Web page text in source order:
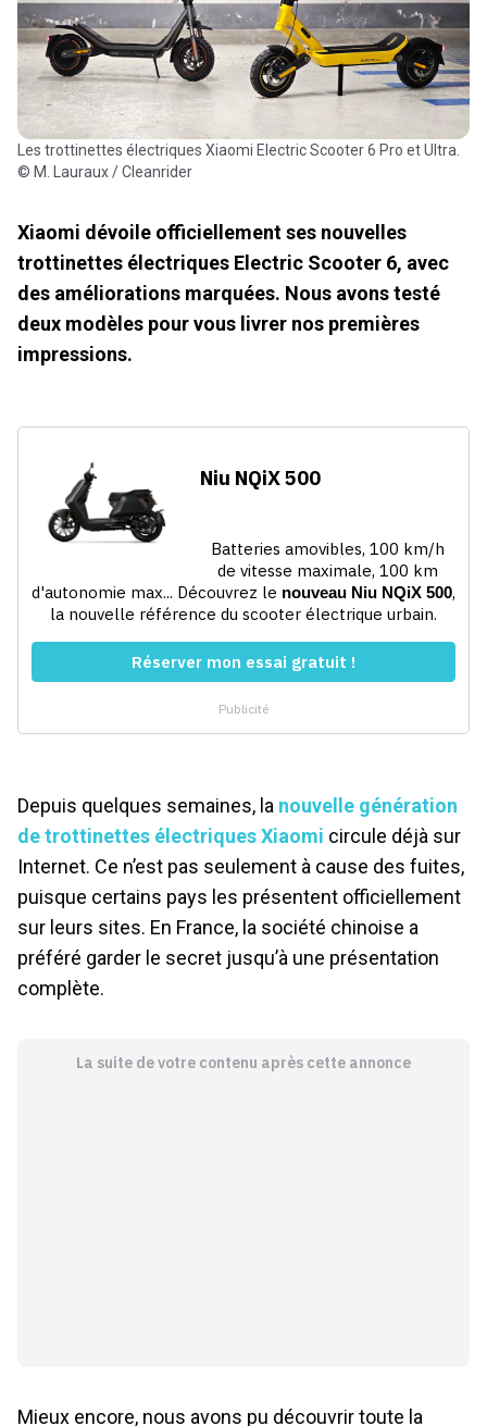
Les trottinettes électriques Xiaomi Electric Scooter 6 Pro et Ultra.
© M. Lauraux / Cleanrider
Xiaomi dévoile officiellement ses nouvelles
trottinettes électriques Electric Scooter 6, avec
des améliorations marquées. Nous avons testé
deux modèles pour vous livrer nos premières
impressions.
Depuis quelques semaines, la nouvelle génération
de trottinettes électriques Xiaomi circule déjà sur
Internet. Ce n’est pas seulement à cause des fuites,
puisque certains pays les présentent officiellement
sur leurs sites. En France, la société chinoise a
préféré garder le secret jusqu’à une présentation
complète.
La suite de votre contenu après cette annonce
Mieux encore, nous avons pu découvrir toute la